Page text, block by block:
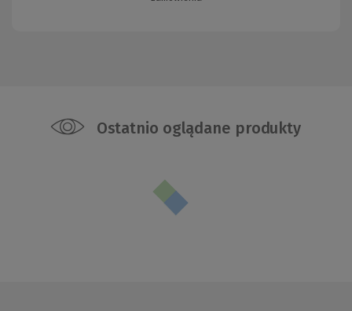
Ostatnio oglądane produkty